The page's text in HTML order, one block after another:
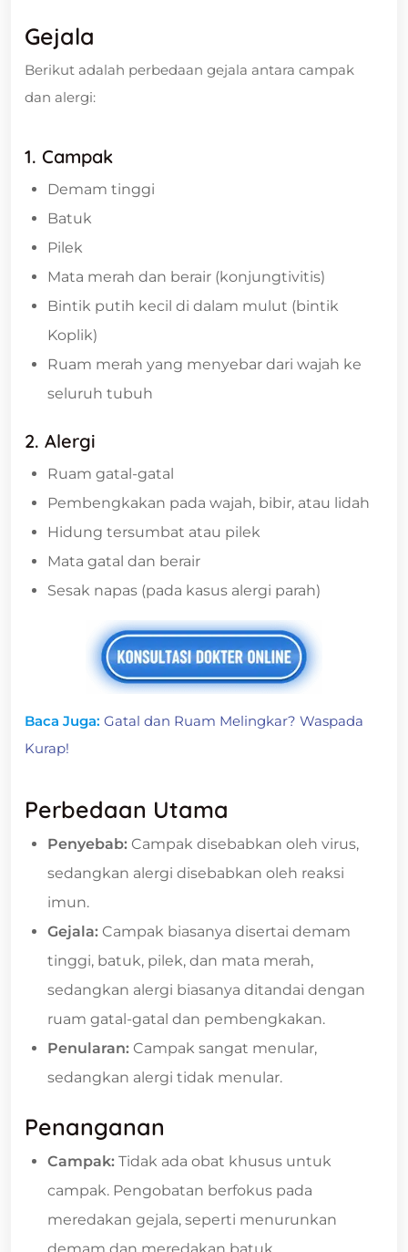
Gejala
Berikut adalah perbedaan gejala antara campak
dan alergi:
1. Campak
Demam tinggi
Batuk
Pilek
Mata merah dan berair (konjungtivitis)
Bintik putih kecil di dalam mulut (bintik
Koplik)
Ruam merah yang menyebar dari wajah ke
seluruh tubuh
2. Alergi
Ruam gatal-gatal
Pembengkakan pada wajah, bibir, atau lidah
Hidung tersumbat atau pilek
Mata gatal dan berair
Sesak napas (pada kasus alergi parah)
Baca Juga: Gatal dan Ruam Melingkar? Waspada
Kurap!
Perbedaan Utama
Penyebab: Campak disebabkan oleh virus,
sedangkan alergi disebabkan oleh reaksi
imun.
Gejala: Campak biasanya disertai demam
tinggi, batuk, pilek, dan mata merah,
sedangkan alergi biasanya ditandai dengan
ruam gatal-gatal dan pembengkakan.
Penularan: Campak sangat menular,
sedangkan alergi tidak menular.
Penanganan
Campak: Tidak ada obat khusus untuk
campak. Pengobatan berfokus pada
meredakan gejala, seperti menurunkan
demam dan meredakan batuk.